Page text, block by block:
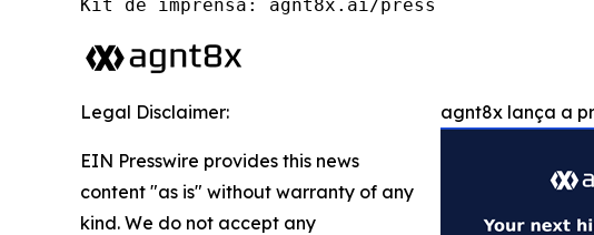
Kit de imprensa: agnt8x.ai/press
agnt8x lança a
Legal Disclaimer:
EIN Presswire provides this news
content "as is" without warranty of any
kind. We do not accept any